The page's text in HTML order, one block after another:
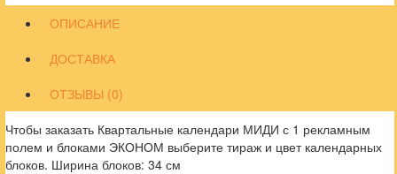
ОПИСАНИЕ
ДОСТАВКА
ОТЗЫВЫ (0)
Чтобы заказать Квартальные календари МИДИ с 1 рекламным
полем и блоками ЭКОНОМ выберите тираж и цвет календарных
блоков. Ширина блоков: 34 см